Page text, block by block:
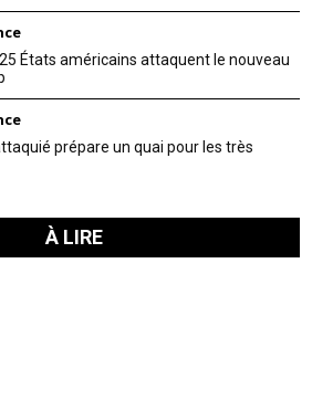
États américains attaquent le nouveau
prépare un quai pour les très
À LIRE